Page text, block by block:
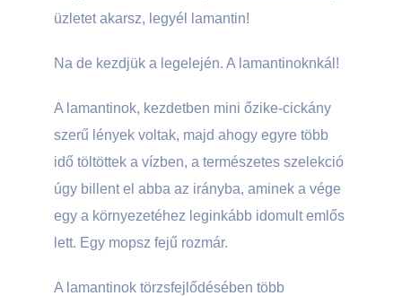
üzletet akarsz, legyél lamantin!
Na de kezdjük a legelején. A lamantinoknkál!
A lamantinok, kezdetben mini őzike-cickány
szerű lények voltak, majd ahogy egyre több
idő töltöttek a vízben, a természetes szelekció
úgy billent el abba az irányba, aminek a vége
egy a környezetéhez leginkább idomult emlős
lett. Egy mopsz fejű rozmár.
A lamantinok törzsfejlődésében több